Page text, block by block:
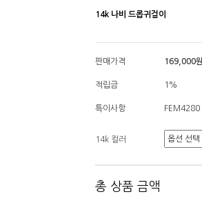
14k 나비 드롭귀걸이
판매가격 169,000원
적립금 1%
특이사항 FEM4280
14k 컬러
총 상품 금액